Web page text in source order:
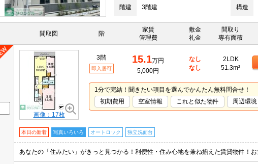
階建 3階建 構造
間取図 階
家賃
管理費
敷金
礼金
間取り
専有面積
画像：17枚
3階
即入居可
15.1万円
5,000円
なし
なし
2LDK
51.3m²
1分で完結！聞きたい項目を選んでかんたん無料問合せ！
初期費用
空室情報 これと似た物件 周辺環境
本日の新着 写真いろいろ オートロック 独立洗面台